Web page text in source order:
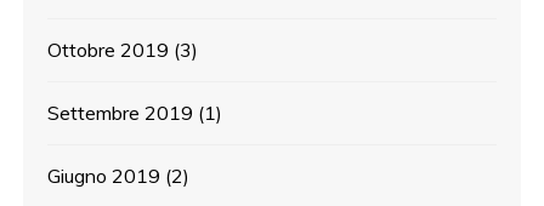
Ottobre 2019 (3)
Settembre 2019 (1)
Giugno 2019 (2)